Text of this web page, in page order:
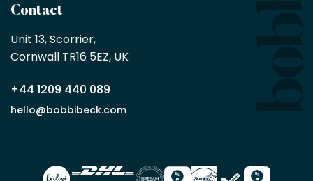
sans
minimum
en
partenaire
commercial
Contact
Unit 13, Scorrier,
Cornwall TR16 5EZ, UK
+44 1209 440 089
hello@bobbibeck.com